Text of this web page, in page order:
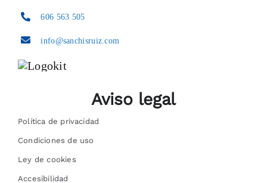
606 563 505
info@sanchisruiz.com
Aviso legal
Política de privacidad
Condiciones de uso
Ley de cookies
Accesibilidad